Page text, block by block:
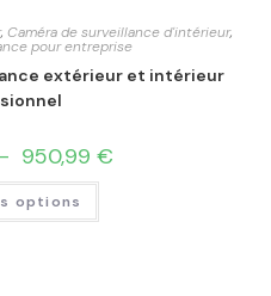
, Caméra de surveillance d'intérieur,
pour entreprise
extérieur et intérieur
950,99 €
options